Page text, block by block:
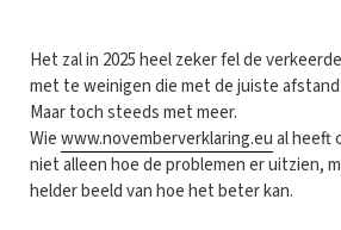
Het zal in 2025 heel zeker fel de
met te weinigen die met de juiste
Maar toch steeds met meer.
Wiewww.novemberverklaring.eual heeft
niet alleen hoe de problemen er uitzien,
helder beeld van hoe het beter kan.